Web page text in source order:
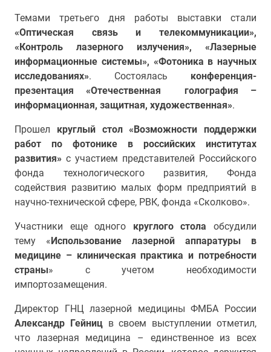
Темами третьего дня работы выставки стали
«Оптическая связь и телекоммуникации»,
«Контроль лазерного излучения», «Лазерные
информационные системы», «Фотоника в научных
исследованиях». Состоялась конференция-
презентация «Отечественная голография –
информационная, защитная, художественная».
Прошел круглый стол «Возможности поддержки
работ по фотонике в российских институтах
развития» с участием представителей Российского
фонда технологического развития, Фонда
содействия развитию малых форм предприятий в
научно-технической сфере, РВК, фонда «Сколково».
Участники еще одного круглого стола обсудили
тему «Использование лазерной аппаратуры в
медицине – клиническая практика и потребности
страны» с учетом необходимости
импортозамещения.
Директор ГНЦ лазерной медицины ФМБА России
Александр Гейниц в своем выступлении отметил,
что лазерная медицина – единственное из всех